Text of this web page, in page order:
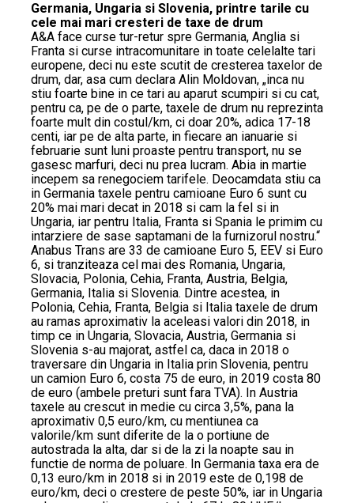
Germania, Ungaria si Slovenia, printre tarile cu
cele mai mari cresteri de taxe de drum
A&A face curse tur-retur spre Germania, Anglia si
Franta si curse intracomunitare in toate celelalte tari
europene, deci nu este scutit de cresterea taxelor de
drum, dar, asa cum declara Alin Moldovan, „inca nu
stiu foarte bine in ce tari au aparut scumpiri si cu cat,
pentru ca, pe de o parte, taxele de drum nu reprezinta
foarte mult din costul/km, ci doar 20%, adica 17-18
centi, iar pe de alta parte, in fiecare an ianuarie si
februarie sunt luni proaste pentru transport, nu se
gasesc marfuri, deci nu prea lucram. Abia in martie
incepem sa renegociem tarifele. Deocamdata stiu ca
in Germania taxele pentru camioane Euro 6 sunt cu
20% mai mari decat in 2018 si cam la fel si in
Ungaria, iar pentru Italia, Franta si Spania le primim cu
intarziere de sase saptamani de la furnizorul nostru.“
Anabus Trans are 33 de camioane Euro 5, EEV si Euro
6, si tranziteaza cel mai des Romania, Ungaria,
Slovacia, Polonia, Cehia, Franta, Austria, Belgia,
Germania, Italia si Slovenia. Dintre acestea, in
Polonia, Cehia, Franta, Belgia si Italia taxele de drum
au ramas aproximativ la aceleasi valori din 2018, in
timp ce in Ungaria, Slovacia, Austria, Germania si
Slovenia s-au majorat, astfel ca, daca in 2018 o
traversare din Ungaria in Italia prin Slovenia, pentru
un camion Euro 6, costa 75 de euro, in 2019 costa 80
de euro (ambele preturi sunt fara TVA). In Austria
taxele au crescut in medie cu circa 3,5%, pana la
aproximativ 0,5 euro/km, cu mentiunea ca
valorile/km sunt diferite de la o portiune de
autostrada la alta, dar si de la zi la noapte sau in
functie de norma de poluare. In Germania taxa era de
0,13 euro/km in 2018 si in 2019 este de 0,198 de
euro/km, deci o crestere de peste 50%, iar in Ungaria